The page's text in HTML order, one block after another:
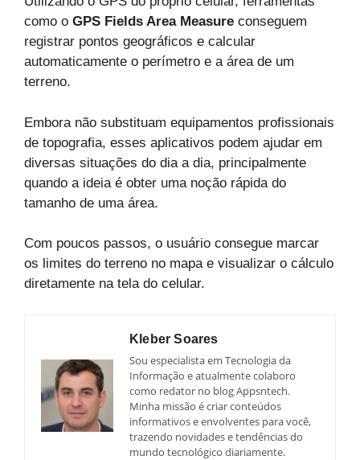
como o GPS Fields Area Measure conseguem
registrar pontos geográficos e calcular
automaticamente o perímetro e a área de um
terreno.
Embora não substituam equipamentos profissionais
de topografia, esses aplicativos podem ajudar em
diversas situações do dia a dia, principalmente
quando a ideia é obter uma noção rápida do
tamanho de uma área.
Com poucos passos, o usuário consegue marcar
os limites do terreno no mapa e visualizar o cálculo
diretamente na tela do celular.
Kleber Soares
Sou especialista em Tecnologia da
Informação e atualmente colaboro
como redator no blog Appsntech.
Minha missão é criar conteúdos
informativos e envolventes para você,
trazendo novidades e tendências do
mundo tecnológico diariamente.